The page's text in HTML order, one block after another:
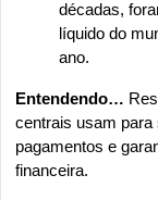
décadas,
líquido do
ano.
Entendendo…
centrais usam
pagamentos e
financeira.